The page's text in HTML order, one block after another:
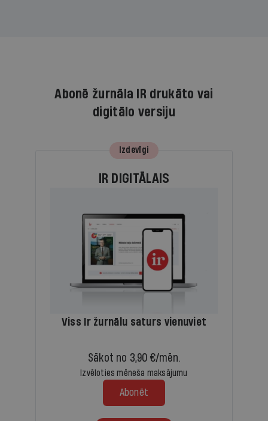
Abonē žurnāla IR drukāto vai
digitālo versiju
Izdevīgi
IR DIGITĀLAIS
Viss Ir žurnālu saturs vienuviet
Sākot no 3,90 €/mēn.
Izvēloties mēneša maksājumu
Abonēt